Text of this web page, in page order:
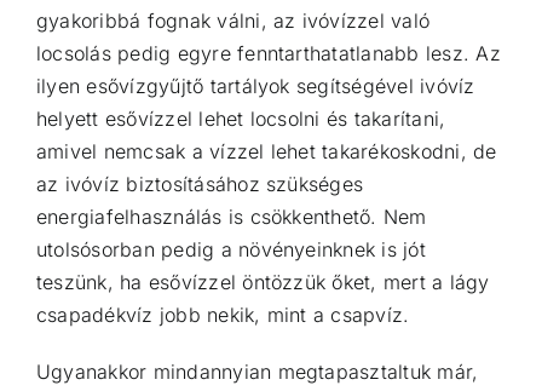
gyakoribbá fognak válni, az ivóvízzel való
locsolás pedig egyre fenntarthatatlanabb lesz. Az
ilyen esővízgyűjtő tartályok segítségével ivóvíz
helyett esővízzel lehet locsolni és takarítani,
amivel nemcsak a vízzel lehet takarékoskodni, de
az ivóvíz biztosításához szükséges
energiafelhasználás is csökkenthető. Nem
utolsósorban pedig a növényeinknek is jót
teszünk, ha esővízzel öntözzük őket, mert a lágy
csapadékvíz jobb nekik, mint a csapvíz.
Ugyanakkor mindannyian megtapasztaltuk már,